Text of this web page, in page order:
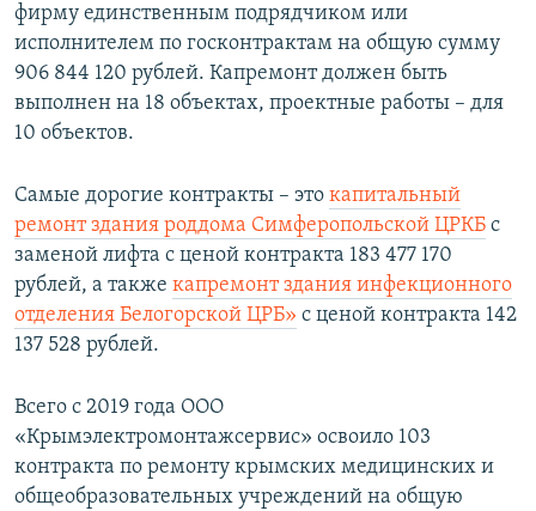
фирму единственным подрядчиком или
исполнителем по госконтрактам на общую сумму
906 844 120 рублей. Капремонт должен быть
выполнен на 18 объектах, проектные работы – для
10 объектов.
Самые дорогие контракты – это капитальный
ремонт здания роддома Симферопольской ЦРКБ с
заменой лифта с ценой контракта 183 477 170
рублей, а также капремонт здания инфекционного
отделения Белогорской ЦРБ» с ценой контракта 142
137 528 рублей.
Всего с 2019 года ООО
«Крымэлектромонтажсервис» освоило 103
контракта по ремонту крымских медицинских и
общеобразовательных учреждений на общую